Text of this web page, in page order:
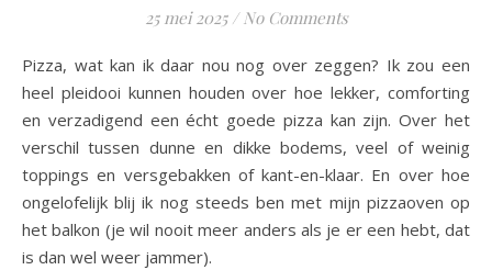
25 mei 2025 / No Comments
Pizza, wat kan ik daar nou nog over zeggen? Ik zou een
heel pleidooi kunnen houden over hoe lekker, comforting
en verzadigend een écht goede pizza kan zijn. Over het
verschil tussen dunne en dikke bodems, veel of weinig
toppings en versgebakken of kant-en-klaar. En over hoe
ongelofelijk blij ik nog steeds ben met mijn pizzaoven op
het balkon (je wil nooit meer anders als je er een hebt, dat
is dan wel weer jammer).